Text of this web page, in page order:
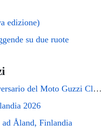
edizione)
su due ruote
Guzzifest 2026: il 50° Anniversario del Moto Guzzi Club GB
2026
Åland, Finlandia